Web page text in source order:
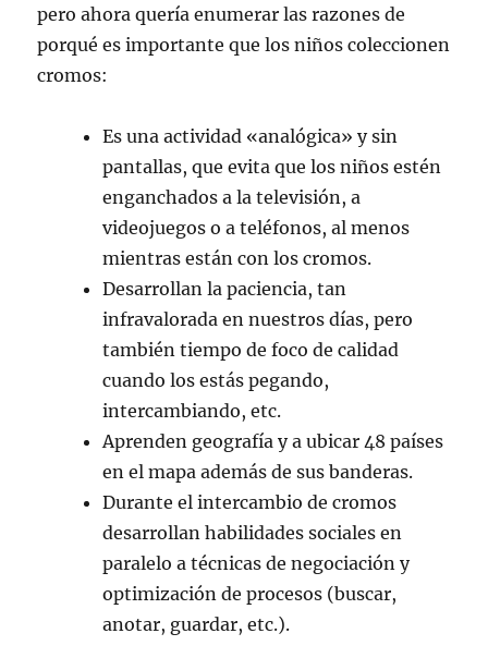
pero ahora quería enumerar las razones de
porqué es importante que los niños coleccionen
cromos:
Es una actividad «analógica» y sin
pantallas, que evita que los niños estén
enganchados a la televisión, a
videojuegos o a teléfonos, al menos
mientras están con los cromos.
Desarrollan la paciencia, tan
infravalorada en nuestros días, pero
también tiempo de foco de calidad
cuando los estás pegando,
intercambiando, etc.
Aprenden geografía y a ubicar 48 países
en el mapa además de sus banderas.
Durante el intercambio de cromos
desarrollan habilidades sociales en
paralelo a técnicas de negociación y
optimización de procesos (buscar,
anotar, guardar, etc.).